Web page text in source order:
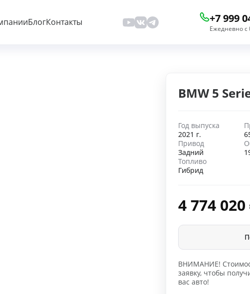
БлогКонтакты +7 999
Ежедневно с
BMW 5
Год выпуска
2021 г.
Привод
Задний
Топливо
Гибрид
4 774 020
ВНИМАНИЕ!
заявку, чтобы
вас авто!